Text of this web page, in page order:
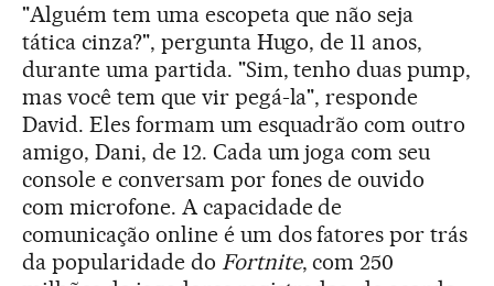
"Alguém tem uma escopeta que não seja
tática cinza?", pergunta Hugo, de 11 anos,
durante uma partida. "Sim, tenho duas pump,
mas você tem que vir pegá-la", responde
David. Eles formam um esquadrão com outro
amigo, Dani, de 12. Cada um joga com seu
console e conversam por fones de ouvido
com microfone. A capacidade de
comunicação online é um dos fatores por trás
da popularidade do Fortnite, com 250